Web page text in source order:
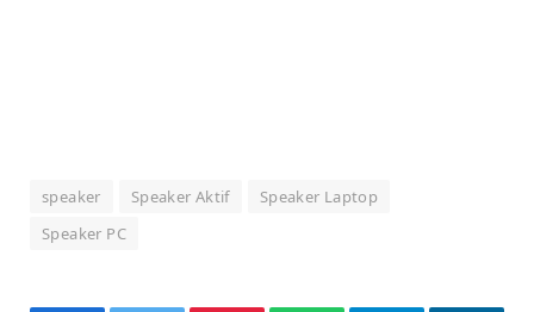
speaker Speaker Aktif
Speaker Laptop
Speaker PC